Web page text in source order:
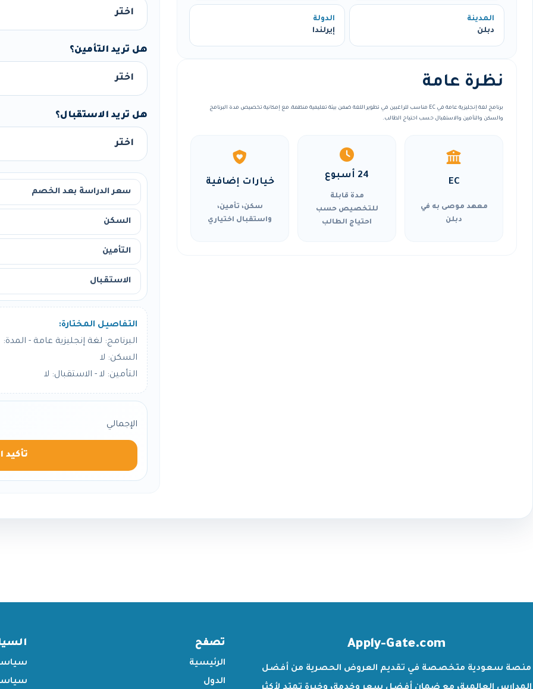
المدينة
دبلن
الدولة
إيرلندا
نظرة عامة
برنامج لغة إنجليزية عامة في EC مناسب للراغبين في تطوير اللغة ضمن بيئة تعليمية منظمة، مع إمكانية تخصيص مدة البرنامج
والسكن والتأمين والاستقبال حسب احتياج الطالب.
EC
معهد موصى به في
دبلن
24 أسبوع
مدة قابلة
للتخصيص حسب
احتياج الطالب
خيارات إضافية
سكن، تأمين،
واستقبال اختياري
هل تريد التأمين؟
هل تريد الاستقبال؟
سعر الدراسة بعد الخصم
السكن
التأمين
الاستقبال
التفاصيل المختارة:
البرنامج: لغة إنجليزية عامة - المدة: 24 أسبوع
السكن: لا
التأمين: لا - الاستقبال: لا
الإجمالي
تأكيد
Apply-Gate.com
منصة سعودية متخصصة في تقديم العروض الحصرية من أفضل
تصفح
الرئيسية
الدول